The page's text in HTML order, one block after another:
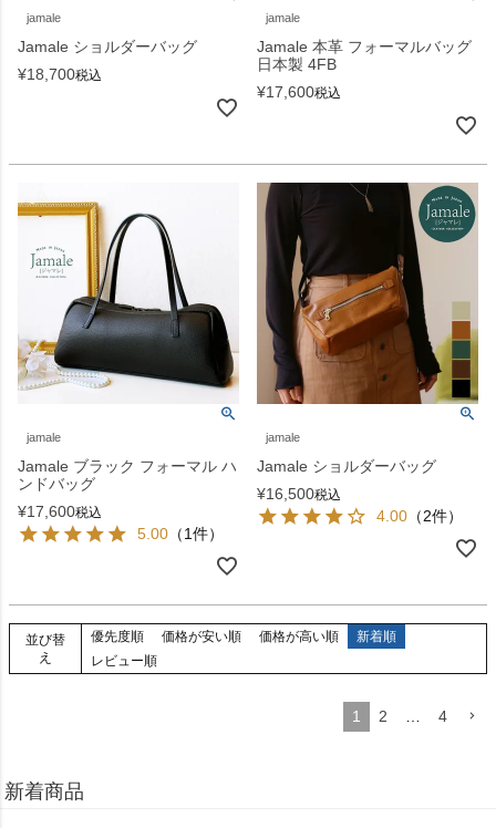
jamale
Jamale ショルダーバッグ
¥18,700税込
jamale
Jamale 本革 フォーマルバッグ
日本製 4FB
¥17,600税込
jamale
Jamale ブラック フォーマル ハ
ンドバッグ
¥17,600税込
5.00 （1件）
jamale
Jamale ショルダーバッグ
¥16,500税込
4.00 （2件）
並び替
え
優先度順 価格が安い順 価格が高い順
新着順
レビュー順
1 2 4
新着商品